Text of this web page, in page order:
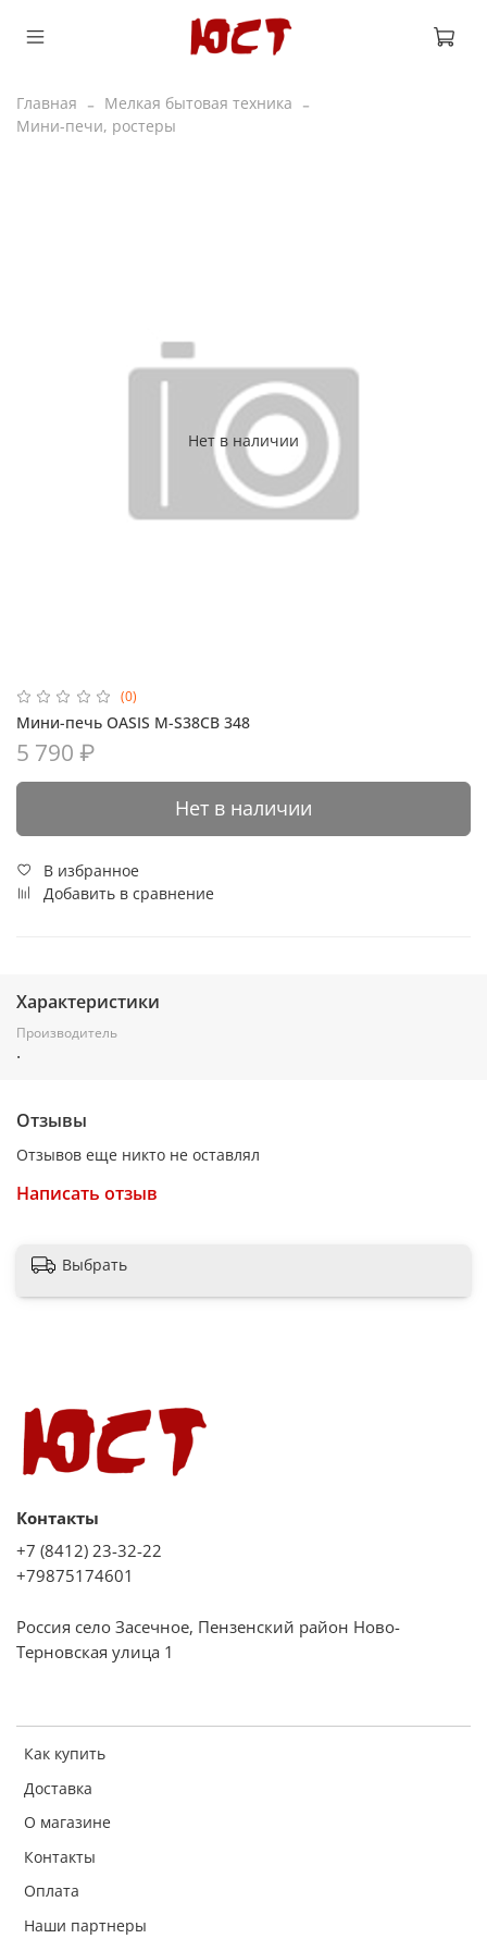
Главная
Мелкая бытовая техника
Мини-печи, ростеры
Нет в наличии
(0)
Мини-печь OASIS M-S38CB 348
5 790 ₽
Нет в наличии
В избранное
Добавить в сравнение
Характеристики
Производитель
.
Отзывы
Отзывов еще никто не оставлял
Написать отзыв
Выбрать
Как купить
Доставка
О магазине
Контакты
Оплата
Наши партнеры
Контакты
+7 (8412) 23-32-22
+79875174601
Россия село Засечное, Пензенский район Ново-
Терновская улица 1